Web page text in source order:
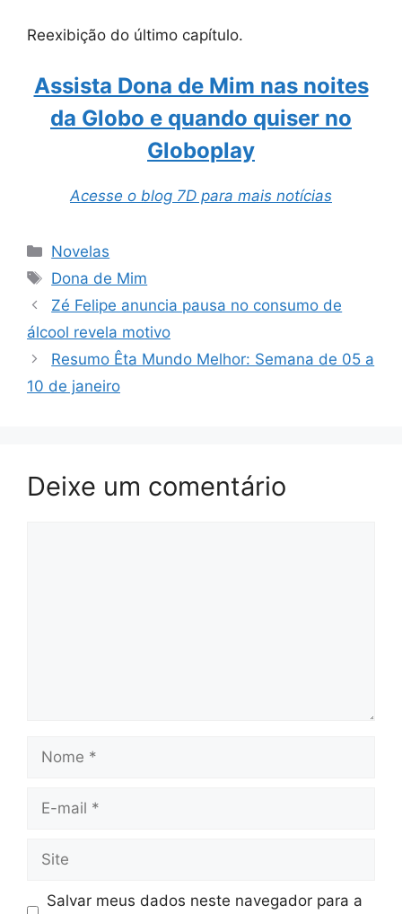
Reexibição do último capítulo.
Assista Dona de Mim nas noites
da Globo e quando quiser no
Globoplay
Acesse o blog 7D para mais notícias
Categorias
Novelas
Tags
Dona de Mim
Zé Felipe anuncia pausa no consumo de
álcool revela motivo
Resumo Êta Mundo Melhor: Semana de 05 a
10 de janeiro
Deixe um comentário
mail
Salvar meus dados neste navegador para a